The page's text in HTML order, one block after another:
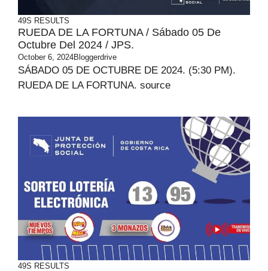
49S RESULTS
RUEDA DE LA FORTUNA / Sábado 05 De
Octubre Del 2024 / JPS.
October 6, 2024Bloggerdrive
SÁBADO 05 DE OCTUBRE DE 2024. (5:30 PM).
RUEDA DE LA FORTUNA. source
49S RESULTS